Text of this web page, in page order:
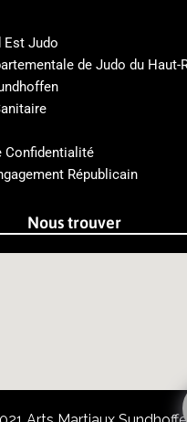
Est Judo
de Judo du Haut-
Confidentialité
Républicain
Nous trouver